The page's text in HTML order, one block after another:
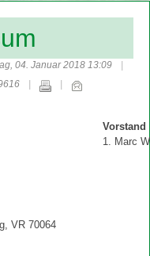
04. Januar 2018 13:09
Vorstand
1. Marc
VR 70064